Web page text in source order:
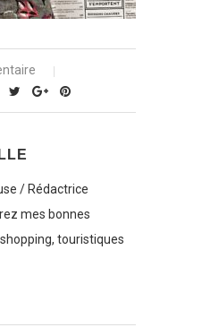
/ Rédactrice
mes bonnes
touristiques